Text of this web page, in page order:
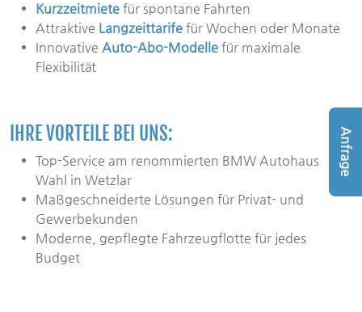
Kurzzeitmiete für spontane Fahrten
Attraktive Langzeittarife für Wochen oder Monate
Innovative Auto-Abo-Modelle für maximale
Flexibilität
IHRE VORTEILE BEI UNS:
Top-Service am renommierten BMW Autohaus
Wahl in Wetzlar
Maßgeschneiderte Lösungen für Privat- und
Gewerbekunden
Moderne, gepflegte Fahrzeugflotte für jedes
Budget
Anfrage